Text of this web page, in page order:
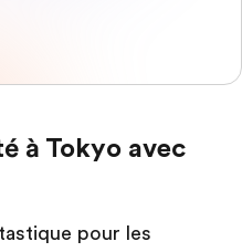
à Tokyo avec
pour les